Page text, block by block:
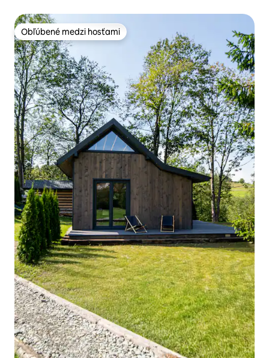
Obľúbené medzi hosťami
Obľúbené medzi hosťami